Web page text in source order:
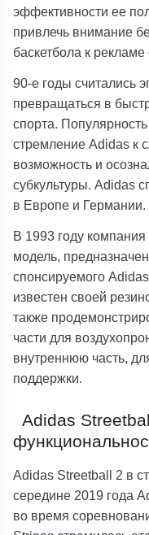
эффективности ее
привлечь внимание
баскетбола к
90-е годы считались
превращаться в
спорта.
стремление Adidas к
возможность и
субкультуры. Adidas
в Европе и Германии.
В 1993 году
модель,
спонсируемого
известен своей
также
части для
внутреннюю часть,
поддержки.
Adidas
Adidas Streetball 2 в
середине 2019 года
во время